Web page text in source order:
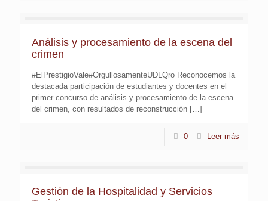
Análisis y procesamiento de la escena del
crimen
#ElPrestigioVale#OrgullosamenteUDLQro Reconocemos la
destacada participación de estudiantes y docentes en el
primer concurso de análisis y procesamiento de la escena
del crimen, con resultados de reconstrucción […]
0 Leer más
Gestión de la Hospitalidad y Servicios